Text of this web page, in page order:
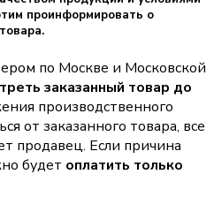
проинформировать о
по Москве и Московской
заказанный товар до
производственного
от заказанного товара, все
продавец. Если причина
будет оплатить только